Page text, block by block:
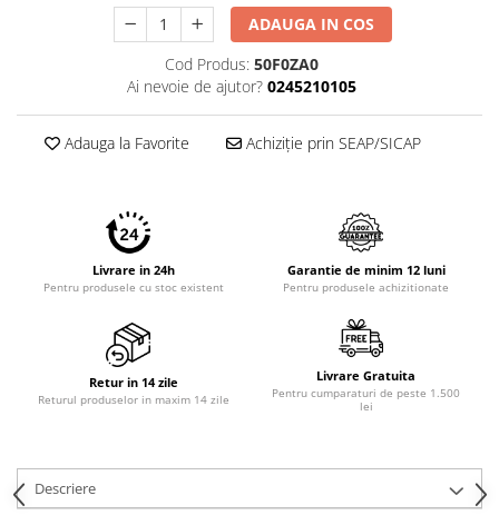
Laptopuri / notebookuri
Laptopuri gaming
Laptop-uri 2 in 1
Accesorii laptop
Piese si accesorii
Accesorii Printing
PC Gaming
Workstation
Mini PC
Monitoare
ADAUGA IN COS
Cod Produs: 50F0ZA0
Ai nevoie de ajutor? 0245210105
Adauga la Favorite Achiziție prin SEAP/SICAP
Livrare in 24h
Pentru produsele cu stoc existent
Garantie de minim 12 luni
Pentru produsele achizitionate
Retur in 14 zile
Returul produselor in maxim 14 zile
Livrare Gratuita
Pentru cumparaturi de peste 1.500
lei
Descriere